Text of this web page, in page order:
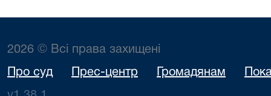
2026 © Всі права захищені
Про суд Прес-центр Громадянам